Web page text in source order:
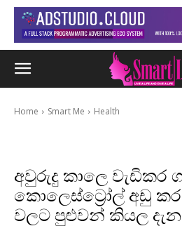
Home Smart Me Health
අවුරුදු කාලෙ වැඩිකර
කොලෙස්ට්‍රෝල් අඩු
වලට පුළුවන් කියල